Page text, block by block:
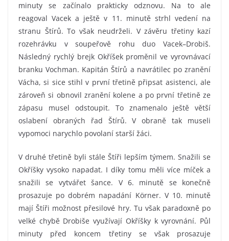
minuty se začínalo prakticky odznovu. Na to ale
reagoval Vacek a ještě v 11. minutě strhl vedení na
stranu Štírů. To však neudrželi. V závěru třetiny kazí
rozehrávku v soupeřově rohu duo Vacek–Drobiš.
Následný rychlý brejk Okříšek proměnil ve vyrovnávací
branku Vochman. Kapitán Štírů a navrátilec po zranění
Vácha, si sice stihl v první třetině připsat asistenci, ale
zároveň si obnovil zranění kolene a po první třetině ze
zápasu musel odstoupit. To znamenalo ještě větší
oslabení obraných řad Štírů. V obraně tak museli
vypomoci narychlo povolaní starší žáci.
V druhé třetině byli stále Štíři lepším týmem. Snažili se
Okříšky vysoko napadat. I díky tomu měli více míček a
snažili se vytvářet šance. V 6. minutě se konečně
prosazuje po dobrém napadání Körner. V 10. minutě
mají Štíři možnost přesilové hry. Tu však paradoxně po
velké chybě Drobiše využívají Okříšky k vyrovnání. Půl
minuty před koncem třetiny se však prosazuje